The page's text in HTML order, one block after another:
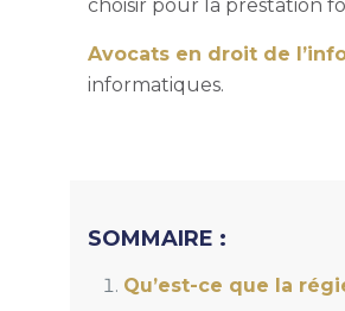
choisir pour la prestation
Avocats en droit de
informatiques.
SOMMAIRE :
Qu’est-ce que la